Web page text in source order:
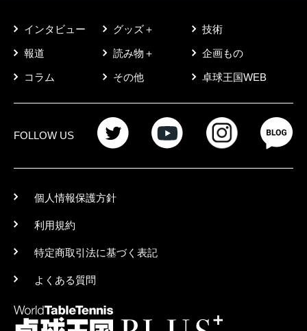
インタビュー グッズ＋ 技術
報道 読み物＋ 企画もの
コラム その他 卓球王国WEB
FOLLOW US
個人情報保護方針
利用規約
特定商取引法に基づく表記
よくある質問